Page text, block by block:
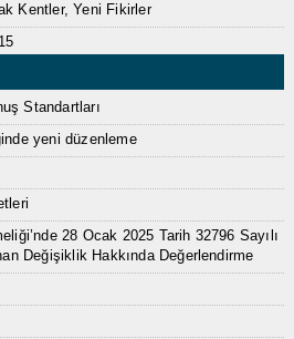
Kentler, Yeni Fikirler
Standartları
yeni düzenleme
28 Ocak 2025 Tarih 32796 Sayılı
Değişiklik Hakkında Değerlendirme